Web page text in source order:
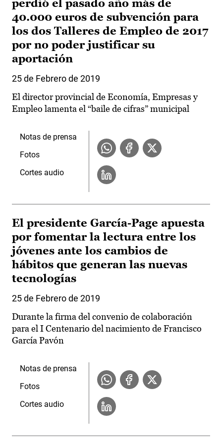
perdió el pasado año más de
40.000 euros de subvención para
los dos Talleres de Empleo de 2017
por no poder justificar su
aportación
25 de Febrero de 2019
El director provincial de Economía, Empresas y
Empleo lamenta el “baile de cifras” municipal
Notas de prensa
Fotos
Cortes audio
El presidente García-Page apuesta
por fomentar la lectura entre los
jóvenes ante los cambios de
hábitos que generan las nuevas
tecnologías
25 de Febrero de 2019
Durante la firma del convenio de colaboración
para el I Centenario del nacimiento de Francisco
García Pavón
Notas de prensa
Fotos
Cortes audio